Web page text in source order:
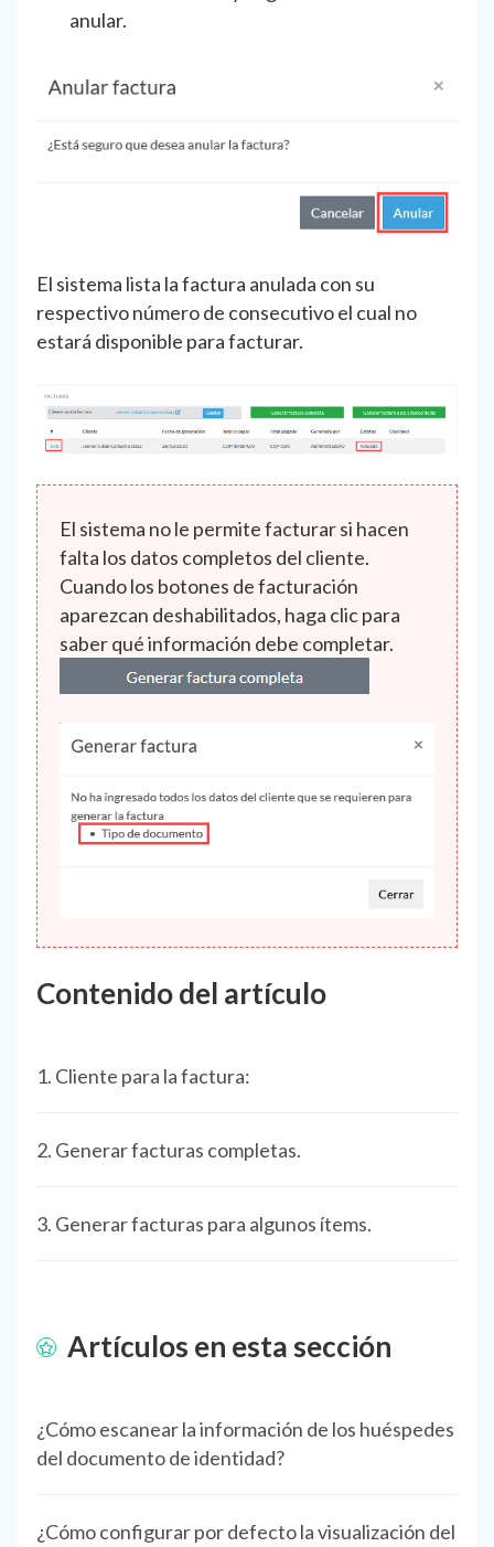
anular.
El sistema lista la factura anulada con su
respectivo número de consecutivo el cual no
estará disponible para facturar.
El sistema no le permite facturar si hacen
falta los datos completos del cliente.
Cuando los botones de facturación
aparezcan deshabilitados, haga clic para
saber qué información debe completar.
Contenido del artículo
1. Cliente para la factura:
2. Generar facturas completas.
3. Generar facturas para algunos ítems.
Artículos en esta sección
¿Cómo escanear la información de los huéspedes
del documento de identidad?
¿Cómo configurar por defecto la visualización del